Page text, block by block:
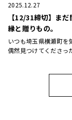
2025.12.27
【12/31締切】ま
縁と贈りもの。
いつも埼玉県横瀬町を
偶然見つけてくださ